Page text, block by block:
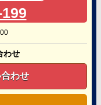
わせ
わせ